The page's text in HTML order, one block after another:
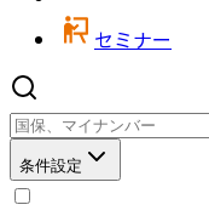
セミナー
条件設定